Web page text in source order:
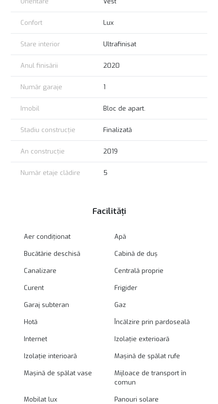
Confort Lux
Stare interior Ultrafinisat
Anul finisării 2020
Număr garaje 1
Imobil Bloc de apart.
Stadiu construcție Finalizată
An construcție 2019
Număr etaje clădire 5
Facilități
Aer condiționat Apă
Bucătărie deschisă Cabină de duș
Canalizare Centrală proprie
Curent Frigider
Garaj subteran Gaz
Hotă Încălzire prin pardoseală
Internet Izolație exterioară
Izolație interioară Mașină de spălat rufe
Mașină de spălat vase
Mijloace de transport în
comun
Mobilat lux Panouri solare